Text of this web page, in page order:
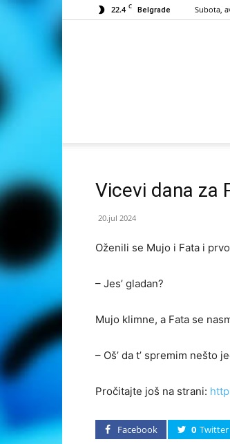
22.4 C Belgrade Subota,
Vicevi dana za
20.jul 2024
Oženili se Mujo i Fata i
– Jes’ gladan?
Mujo klimne, a Fata se
– Oš’ da t’ spremim nešto
Pročitajte još na strani:
Facebook 0 Twitter